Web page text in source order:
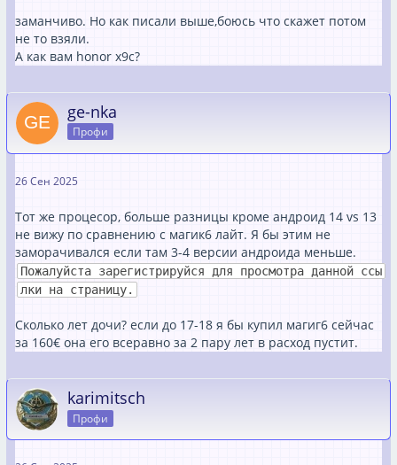
заманчиво. Но как писали выше,боюсь что скажет потом
не то взяли.
А как вам honor x9c?
ge-nka
Профи
26 Сен 2025
Тот же процесор, больше разницы кроме андроид 14 vs 13
не вижу по сравнению с магик6 лайт. Я бы этим не
заморачивался если там 3-4 версии андроида меньше.
Пожалуйста зарегистрируйся для просмотра данной ссы
лки на страницу.
Сколько лет дочи? если до 17-18 я бы купил магиг6 сейчас
за 160€ она его всеравно за 2 пару лет в расход пустит.
karimitsch
Профи